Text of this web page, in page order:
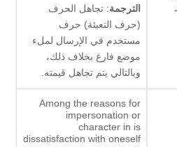
الترجمة: تجاهل الحرف
(حرف التعبئة) حرف
مستخدم في الإرسال لملء
موضع فارغ بخلاف ذلك،
وبالتالي يتم تجاهل قيمته.
Among the reasons for
impersonation or
character in is
dissatisfaction with oneself